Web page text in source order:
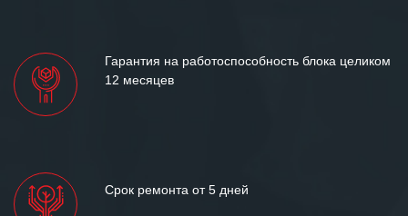
Гарантия на работоспособность блока целиком
12 месяцев
Срок ремонта от 5 дней